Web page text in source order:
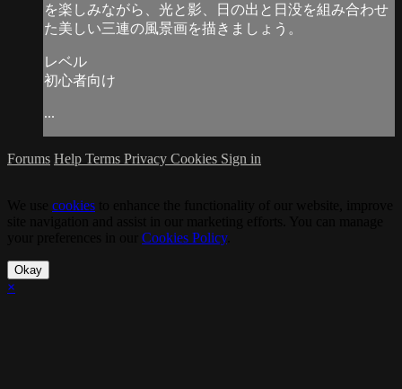
を楽しみながら、光と影、日の出と日没を組み合わせ
た美しい三連の風景画を描きましょう。
レベル
初心者向け
...
Forums Help Terms Privacy Cookies Sign in
cookies
Cookies Policy.
Okay
×